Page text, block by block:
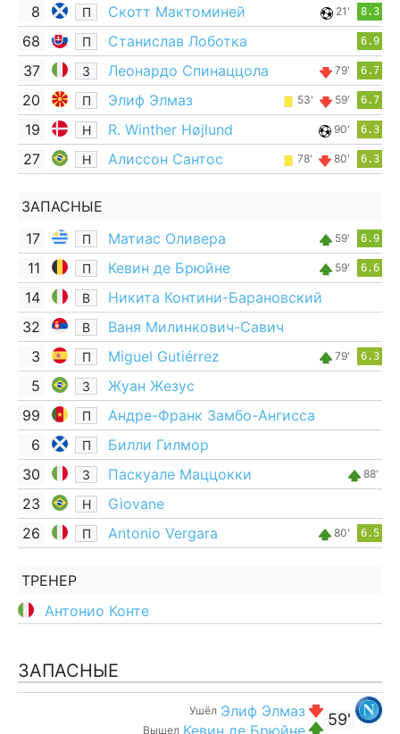
8 П Скотт Мактоминей 21' 8.3
68 П Станислав Лоботка 6.9
37 З Леонардо Спинаццола 79' 6.7
20 П Элиф Элмаз 53' 59' 6.7
19 Н R. Winther Højlund 90' 6.3
27 Н Алиссон Сантос 78' 80' 6.3
ЗАПАСНЫЕ
17
П Матиас Оливера 59' 6.9
11 П Кевин де Брюйне 59' 6.6
14 В
Никита Контини-Барановский
32
В
Ваня Милинкович-Савич
3
П Miguel Gutiérrez 79' 6.3
5 З
Жуан Жезус
99
П
Андре-Франк Замбо-Ангисса
6
П
Билли Гилмор
30
З Паскуале Маццокки 88'
23 Н
Giovane
26
П Antonio Vergara 80' 6.5
ТРЕНЕР
Антонио Конте
ЗАПАСНЫЕ
59'
Ушёл Элиф Элмаз
Вышел Кевин де Брюйне